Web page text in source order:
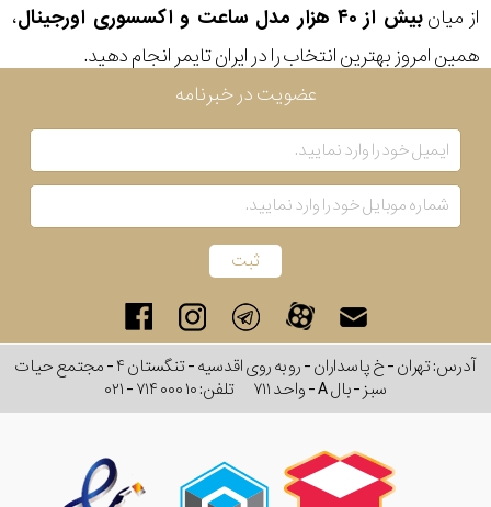
از میانبیش از ۴۰ هزار مدل ساعت و اکسسوری اورجینال
،
همین امروز بهترین انتخاب را در ایران تایمر انجام دهید.
رفته
جنس
بکاررفته
برند
عضویت در خبرنامه
آدرس: تهران - خ پاسداران - رو به روی اقدسیه - تنگستان ۴ - مجتمع حیات
سبز - بال A - واحد ۷۱۱
تلفن:۰۲۱ - ۷۱۴ ۰۰۰ ۱۰